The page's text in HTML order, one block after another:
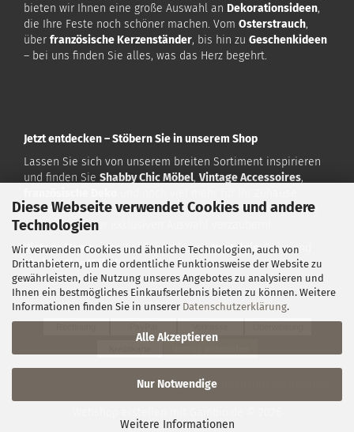
Diese Webseite verwendet Cookies und andere
Technologien
Wir verwenden Cookies und ähnliche Technologien, auch von
Drittanbietern, um die ordentliche Funktionsweise der Website zu
gewährleisten, die Nutzung unseres Angebotes zu analysieren und
Ihnen ein bestmögliches Einkaufserlebnis bieten zu können. Weitere
Informationen finden Sie in unserer Datenschutzerklärung.
Alle Akzeptieren
Nur Notwendige
Weitere Informationen
bieten wir Ihnen eine große Auswahl an Dekorationsideen,
die Ihre Feste noch schöner machen. Vom Osterstrauch,
über französische Kerzenständer, bis hin zu Geschenkideen
– bei uns finden Sie alles, was das Herz begehrt.
Jetzt entdecken – Stöbern Sie in unserem Shop
Lassen Sie sich von unserem breiten Sortiment inspirieren
und finden Sie Shabby Chic Möbel, Vintage Accessoires,
Besuchen Sie uns aufwww.vintagehome.de und lassen Sie
sich von unserer exklusiven Auswahl verzaubern!
Vintage Home– Ihr Ziel für exklusiveNostalgie-Deko und
Shabby Chic Möbel!
Zahlarten:
Konzeption & Realisiert